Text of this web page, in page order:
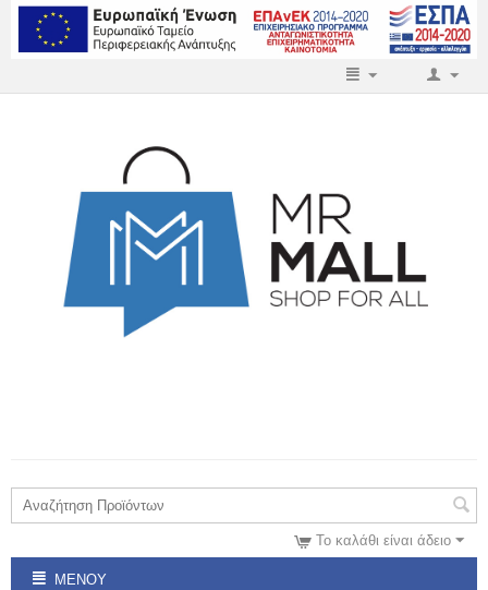
Το καλάθι είναι άδειο
ΜΕΝΟΎ